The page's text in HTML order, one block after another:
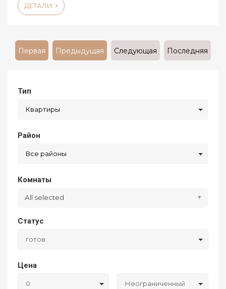
ДЕТАЛИ
Первая Предыдущая Следующая Последняя
Тип
Квартиры
Район
Все районы
Комнаты
All selected
Статус
готов
Цена
0 Неограниченный